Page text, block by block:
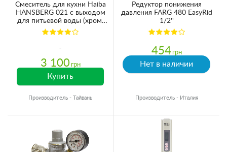
Смеситель для кухни Haiba
HANSBERG 021 с выходом
для питьевой воды (хром)
(HB3914)
3 100 грн
Купить
Производитель - Тайвань
Редуктор понижения
давления FARG 480 EasyRid
1/2''
454 грн
Нет в наличии
Производитель - Италия